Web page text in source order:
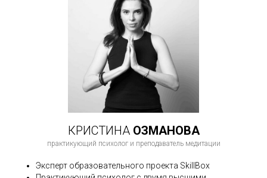
КРИСТИНАОЗМАНОВА
практикующий психолог и преподаватель медитации
Эксперт образовательного проекта SkillBox